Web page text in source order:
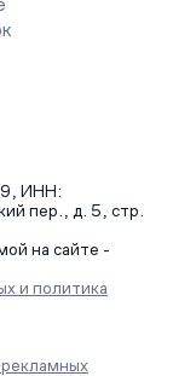
ИНН:
пер., д. 5, стр.
на сайте -
и политика